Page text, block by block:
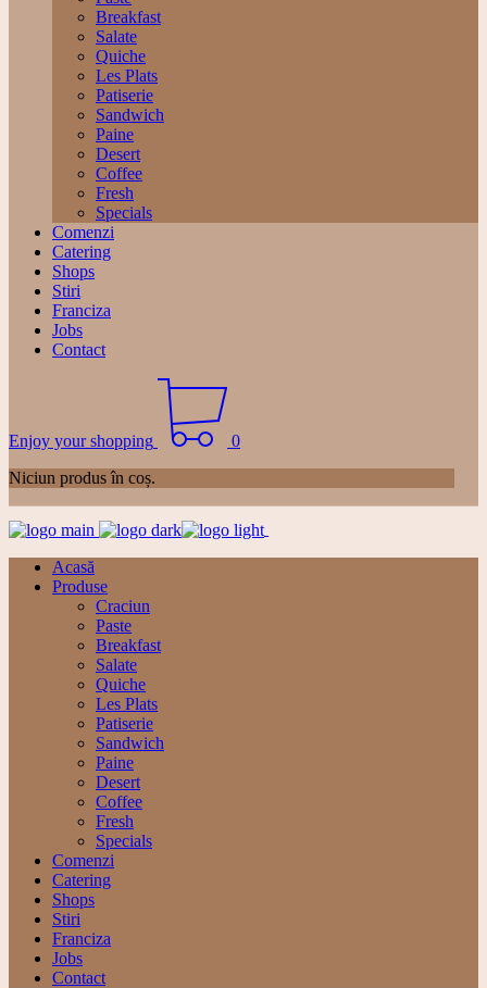
Breakfast
Salate
Quiche
Les Plats
Patiserie
Sandwich
Paine
Desert
Coffee
Fresh
Specials
Comenzi
Catering
Shops
Stiri
Franciza
Jobs
Contact
Enjoy your shopping
0
Niciun produs în coș.
Acasă
Produse
Craciun
Paste
Breakfast
Salate
Quiche
Les Plats
Patiserie
Sandwich
Paine
Desert
Coffee
Fresh
Specials
Comenzi
Catering
Shops
Stiri
Franciza
Jobs
Contact